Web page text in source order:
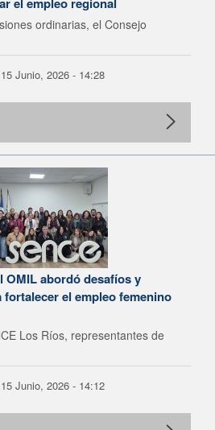
ordinarias, el Consejo
Junio, 2026 - 14:28
OMIL abordó desafíos y
el empleo femenino
Los Ríos, representantes de
Junio, 2026 - 14:12